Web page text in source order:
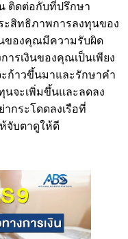
ติดต่อกับที่ปรึกษา
ะสิทธิภาพการลงทุนของ
ของคุณมีความรับผิด
รเงินของคุณเป็นเพียง
ก้าวขึ้นมาและรักษาคำ
นจะเพิ่มขึ้นและลดลง
กระโดดลงเรือที่
จับตาดูให้ดี